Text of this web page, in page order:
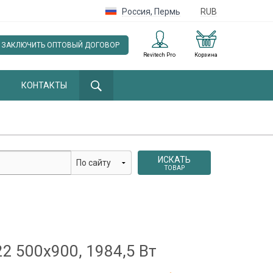
Россия, Пермь RUB
Корзина
Revitech Pro
ЗАКЛЮЧИТЬ ОПТОВЫЙ ДОГОВОР
КОНТАКТЫ
ИСКАТЬ
ТОВАР
500x900, 1984,5 Вт